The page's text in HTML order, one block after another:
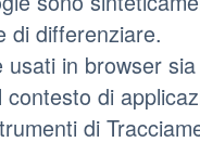
di differenziare.
in browser
di
di